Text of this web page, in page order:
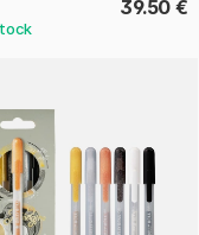
39.50 €